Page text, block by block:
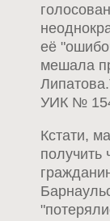
её
мешала
УИК №
Кстати,
получить